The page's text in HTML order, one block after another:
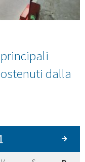
dalla